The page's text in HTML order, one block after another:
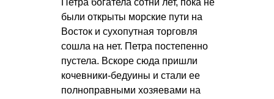
Петра богатела сотни лет, пока не
были открыты морские пути на
Восток и сухопутная торговля
сошла на нет. Петра постепенно
пустела. Вскоре сюда пришли
кочевники-бедуины и стали ее
полноправными хозяевами на